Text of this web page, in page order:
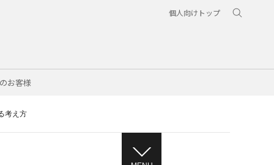
個人向けトップ
お客様
考え方